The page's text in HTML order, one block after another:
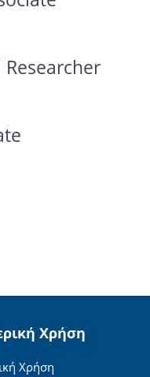
Χρήση
Χρήση